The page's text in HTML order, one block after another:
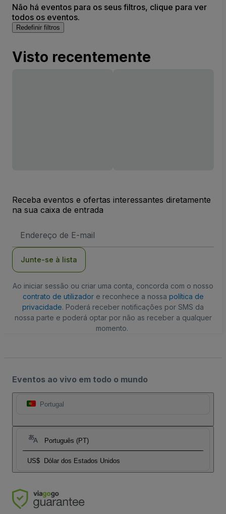
Não há eventos para os seus filtros, clique para ver
todos os eventos.
Redefinir filtros
Visto recentemente
Receba eventos e ofertas interessantes diretamente
na sua caixa de entrada
de
Junte-se à lista
Ao iniciar sessão ou criar uma conta, concorda com o nosso
contrato de utilizadore reconhece a nossa política de
privacidade. Poderá receber notificações por SMS da
nossa parte e poderá optar por não as receber a qualquer
momento.
Eventos ao vivo em todo o mundo
Portugal
Português (PT)
US$ Dólar dos Estados Unidos